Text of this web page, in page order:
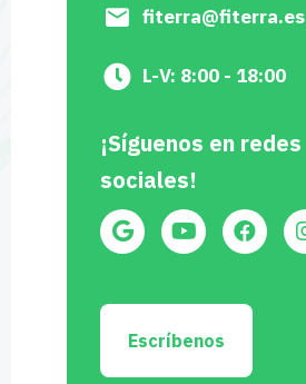
fiterra@fiterra.es
L-V: 8:00 - 18:00
¡Síguenos en redes
sociales!
Escríbenos